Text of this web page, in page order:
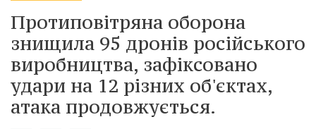
Протиповітряна оборона
знищила 95 дронів російського
виробництва, зафіксовано
удари на 12 різних об'єктах,
атака продовжується.